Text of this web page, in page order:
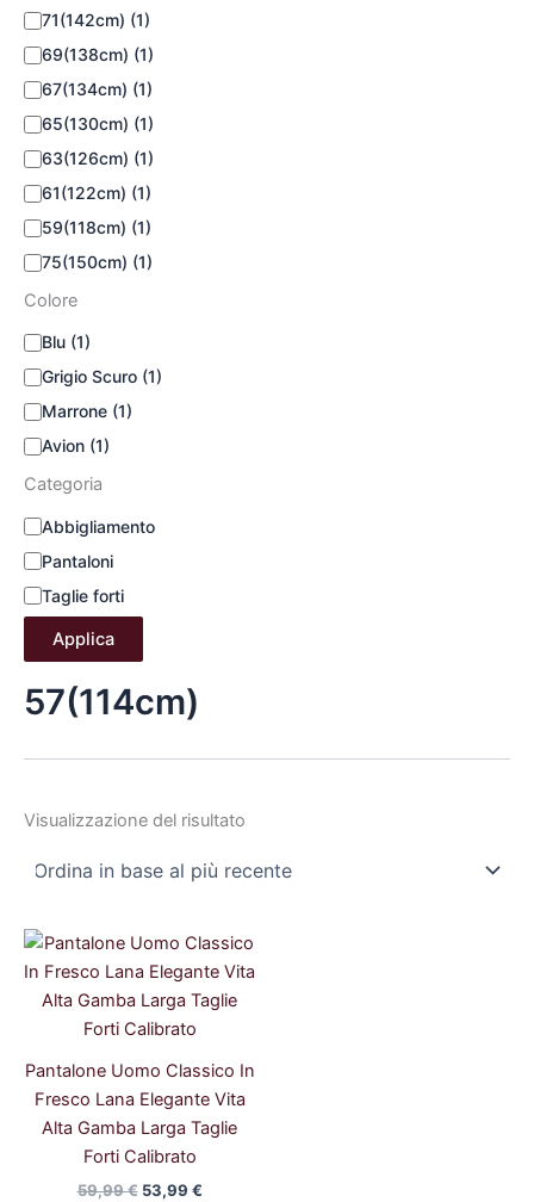
71(142cm) (1)
69(138cm) (1)
67(134cm) (1)
65(130cm) (1)
63(126cm) (1)
61(122cm) (1)
59(118cm) (1)
75(150cm) (1)
Colore
Blu (1)
Grigio Scuro (1)
Marrone (1)
Avion (1)
Categoria
Abbigliamento
Pantaloni
Taglie forti
Applica
57(114cm)
Visualizzazione del risultato
Pantalone Uomo Classico In
Fresco Lana Elegante Vita
Alta Gamba Larga Taglie
Forti Calibrato
59,99€
Il
originale
era:
59,99 €.
53,99 €
Il
attuale
è: